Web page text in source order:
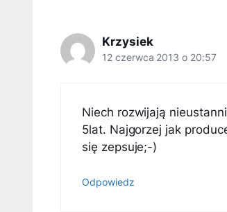
Krzysiek
12 czerwca 2013 o 20:57
Niech rozwijają
5lat. Najgorzej jak
się zepsuje;-)
Odpowiedz